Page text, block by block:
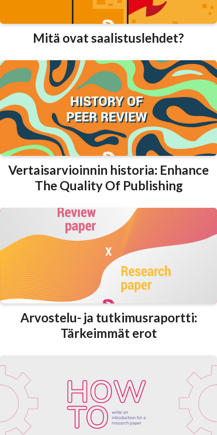
Mitä ovat saalistuslehdet?
Vertaisarvioinnin historia: Enhance
The Quality Of Publishing
Arvostelu- ja tutkimusraportti:
Tärkeimmät erot